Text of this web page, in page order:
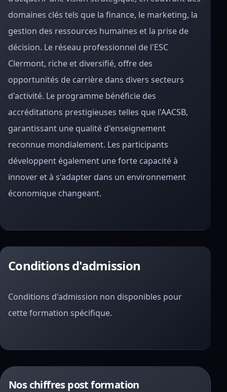
domaines clés tels que la finance, le marketing, la
gestion des ressources humaines et la prise de
décision. Le réseau professionnel de l'ESC
Clermont, riche et diversifié, offre des
opportunités de carrière dans divers secteurs
d'activité. Le programme bénéficie des
accréditations prestigieuses telles que l'AACSB,
garantissant une qualité d'enseignement
reconnue mondialement. Les participants
développent également une forte capacité à
innover et à s'adapter dans un environnement
économique changeant.
Conditions d'admission
Conditions d'admission non disponibles pour
cette formation spécifique.
Nos chiffres post formation